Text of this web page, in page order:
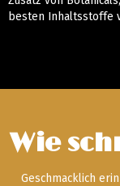
besten Inhaltsstoffe
Wie
Geschmacklich